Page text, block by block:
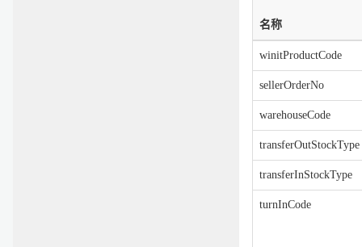
名称
winitProductCode
sellerOrderNo
warehouseCode
transferOutStockType
transferInStockType
turnInCode